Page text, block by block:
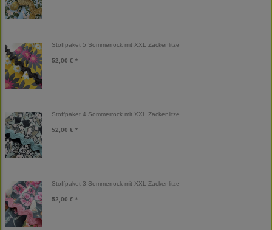
Stoffpaket 5 Sommerrock mit XXL Zackenlitze
52,00 € *
Stoffpaket 4 Sommerrock mit XXL Zackenlitze
52,00 € *
Stoffpaket 3 Sommerrock mit XXL Zackenlitze
52,00 € *